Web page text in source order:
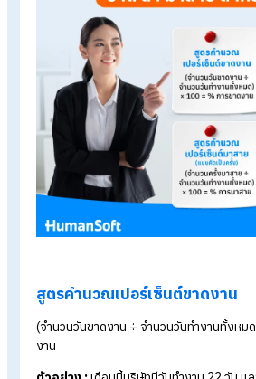
เป็นข้อมูลสนับสนุนการประเมินผลง
ช่วยตรวจจับแนวโน้มปัญหา เช่น
ทำให้ HR วางแผนกำลังคนได้แม่นย
ช่วยสื่อสารข้อมูลกับผู้บริหารอย่าง
สูตรการคำนวณเปอร์เ
สำหรับ HR
เรามีสูตรพื้นฐานเกี่ยวกับการคำนวณเป
บ่อยมาแจก พร้อมตัวอย่างสถานการณ์